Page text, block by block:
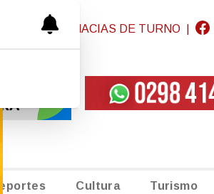
| FARMACIAS DE TURNO
Cultura Turismo